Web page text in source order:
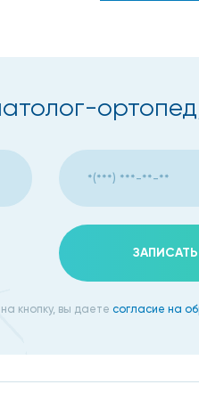
и после
и функции
молочных зубов
кнопку, вы даете согласие на